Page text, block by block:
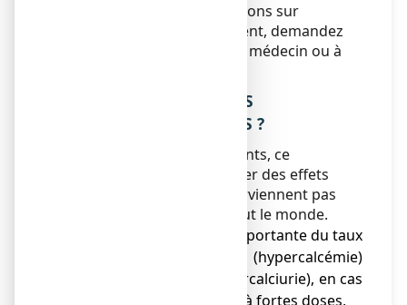
Si vous avez d’autres questions sur
l’utilisation de ce médicament, demandez
plus d’informations à votre médecin ou à
4. QUELS SONT LES EFFETS
INDESIRABLES EVENTUELS ?
Comme tous les médicaments, ce
médicament peut provoquer des effets
indésirables, mais ils ne surviennent pas
systématiquement chez tout le monde.
● Augmentation trop importante du taux
de calcium dans le sang (hypercalcémie)
et dans les urines (hypercalciurie), en cas
de traitement prolongé à fortes doses,